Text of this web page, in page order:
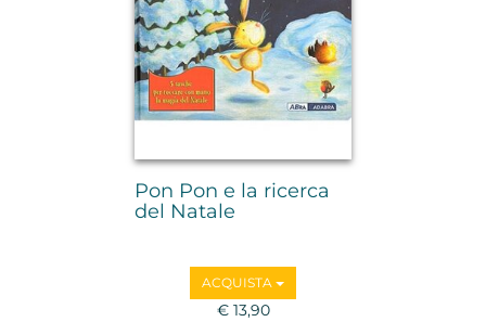
Pon Pon e la ricerca
del Natale
ACQUISTA
€ 13,90